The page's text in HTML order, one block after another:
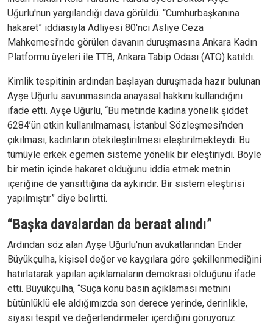
Uğurlu'nun yargılandığı dava görüldü. “Cumhurbaşkanına
hakaret” iddiasıyla Adliyesi 80'nci Asliye Ceza
Mahkemesi’nde görülen davanın duruşmasına Ankara Kadın
Platformu üyeleri ile TTB, Ankara Tabip Odası (ATO) katıldı.
Kimlik tespitinin ardından başlayan duruşmada hazır bulunan
Ayşe Uğurlu savunmasında anayasal hakkını kullandığını
ifade etti. Ayşe Uğurlu, “Bu metinde kadına yönelik şiddet
6284’ün etkin kullanılmaması, İstanbul Sözleşmesi'nden
çıkılması, kadınların ötekileştirilmesi eleştirilmekteydi. Bu
tümüyle erkek egemen sisteme yönelik bir eleştiriydi. Böyle
bir metin içinde hakaret olduğunu iddia etmek metnin
içeriğine de yansıttığına da aykırıdır. Bir sistem eleştirisi
yapılmıştır” diye belirtti.
“Başka davalardan da beraat alındı”
Ardından söz alan Ayşe Uğurlu'nun avukatlarından Ender
Büyükçulha, kişisel değer ve kaygılara göre şekillenmediğini
hatırlatarak yapılan açıklamaların demokrasi olduğunu ifade
etti. Büyükçulha, “Suça konu basın açıklaması metnini
bütünlüklü ele aldığımızda son derece yerinde, derinlikle,
siyasi tespit ve değerlendirmeler içerdiğini görüyoruz.